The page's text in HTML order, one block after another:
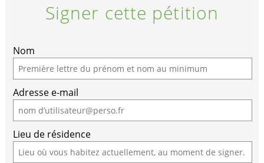
Signer cette pétition
Nom
Adresse e-mail
Lieu de résidence